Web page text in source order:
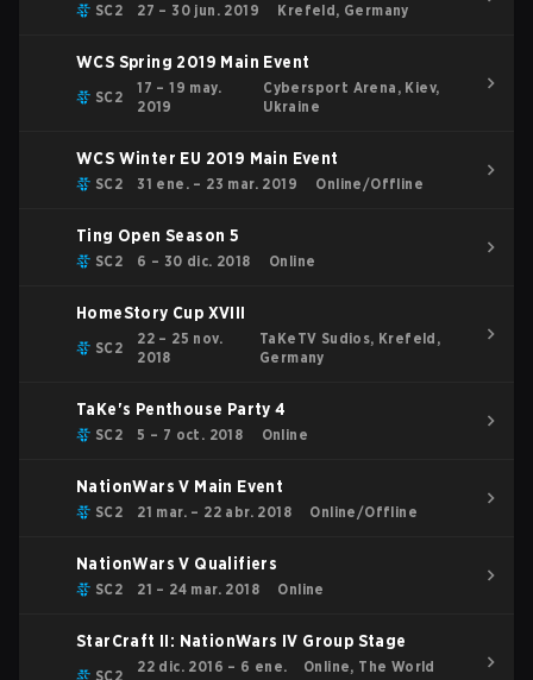
SC2 27 – 30 jun. 2019 Krefeld, Germany
WCS Spring 2019 Main Event
SC2
17 – 19 may.
2019
Cybersport Arena, Kiev,
Ukraine
WCS Winter EU 2019 Main Event
SC2 31 ene. – 23 mar. 2019 Online/Offline
Ting Open Season 5
SC2 6 – 30 dic. 2018 Online
HomeStory Cup XVIII
SC2
22 – 25 nov.
2018
TaKeTV Sudios, Krefeld,
Germany
TaKe's Penthouse Party 4
SC2 5 – 7 oct. 2018 Online
NationWars V Main Event
SC2 21 mar. – 22 abr. 2018 Online/Offline
NationWars V Qualifiers
SC2 21 – 24 mar. 2018 Online
StarCraft II: NationWars IV Group Stage
SC2
22 dic. 2016 – 6 ene.
Online, The World